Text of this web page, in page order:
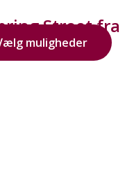
Street fra
muligheder